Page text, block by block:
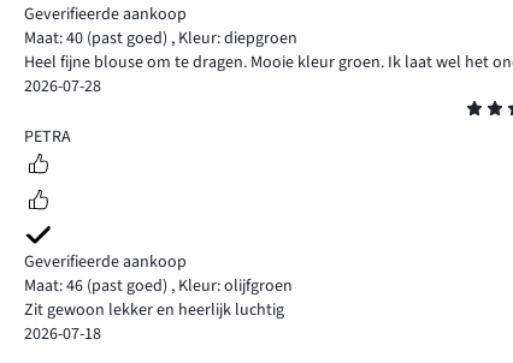
Geverifieerde aankoop
Maat: 40 (past goed) , Kleur: diepgroen
Heel fijne blouse om te dragen. Mooie kleur groen. Ik laat wel het
2026-07-28
5
PETRA
Geverifieerde aankoop
Maat: 46 (past goed) , Kleur: olijfgroen
Zit gewoon lekker en heerlijk luchtig
2026-07-18